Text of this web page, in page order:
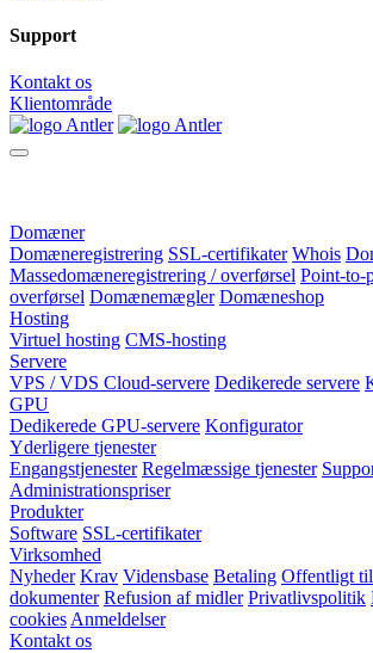
Support
Kontakt os
Klientområde
Domæner
Domæneregistrering SSL-certifikater Whois
Massedomæneregistrering / overførsel Point-to-
overførsel Domænemægler Domæneshop
Hosting
Virtuel hosting CMS-hosting
Servere
VPS / VDS Cloud-servere Dedikerede servere
GPU
Dedikerede GPU-servere Konfigurator
Yderligere tjenester
Engangstjenester Regelmæssige tjenester
Administrationspriser
Produkter
Software SSL-certifikater
Virksomhed
Nyheder Krav Vidensbase Betaling Offentligt
dokumenter Refusion af midler Privatlivspolitik
cookies Anmeldelser
Kontakt os